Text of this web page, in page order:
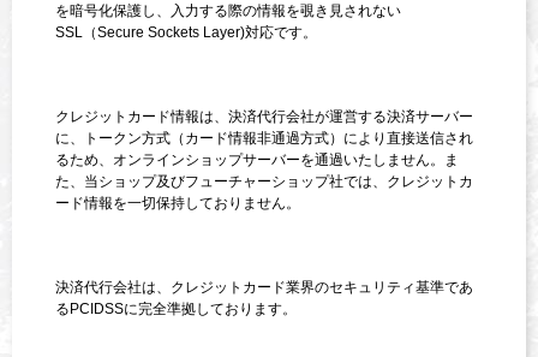
を暗号化保護し、入力する際の情報を覗き見されない
SSL（Secure Sockets Layer)対応です。
クレジットカード情報は、決済代行会社が運営する決済サーバー
に、トークン方式（カード情報非通過方式）により直接送信され
るため、オンラインショップサーバーを通過いたしません。ま
た、当ショップ及びフューチャーショップ社では、クレジットカ
ード情報を一切保持しておりません。
決済代行会社は、クレジットカード業界のセキュリティ基準であ
るPCIDSSに完全準拠しております。